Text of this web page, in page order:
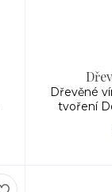
Dřevěné
tvoření